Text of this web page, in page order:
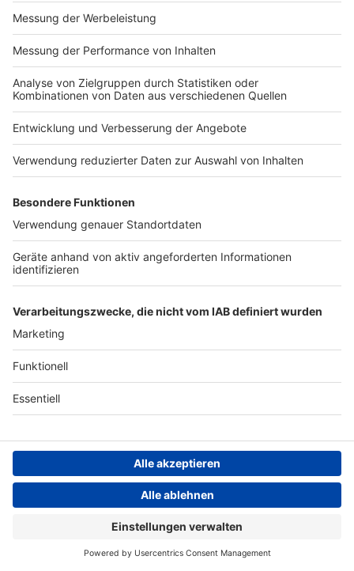
Gitarre aufgetaucht
Satte 27 Jahre musste Frontmann Billy Corgan darauf
warten, dass seine Gitarre, mit der er die PlatteGish
aufgenommen hat, wieder kommt.
Oasis: Alles über die Britpop-Ikonen aus
Manchester
Ohne Oasis wären Manchester und die 90er Jahre nicht
dasselbe. Alles rund um Liam und Noel Gallagher und